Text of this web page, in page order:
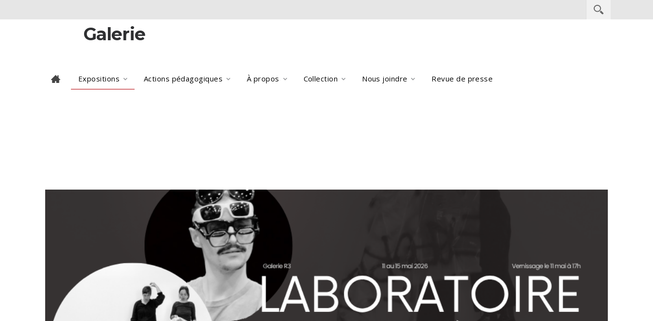
Galerie
Expositions Actions pédagogiques À propos Collection Nous joindre Revue de presse